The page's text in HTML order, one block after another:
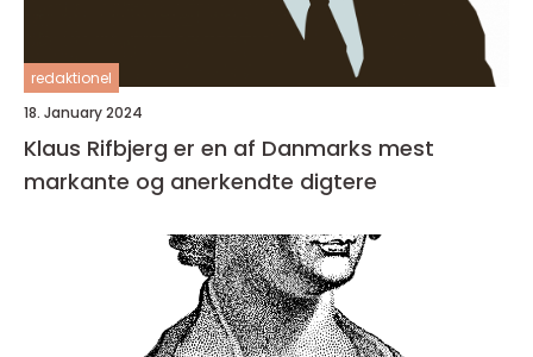
redaktionel
18. January 2024
Klaus Rifbjerg er en af Danmarks mest
markante og anerkendte digtere